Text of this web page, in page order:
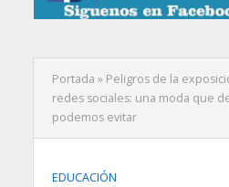
Portada » Peligros de la
redes sociales: una moda que
podemos evitar
EDUCACIÓN